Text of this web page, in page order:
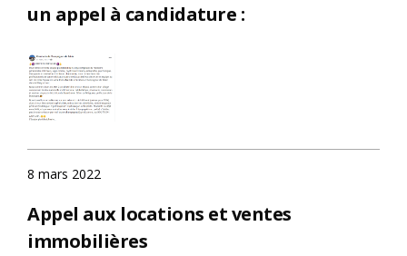
un appel à candidature :
8 mars 2022
Appel aux locations et ventes
immobilières